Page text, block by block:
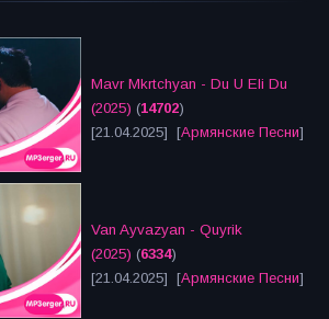
Mavr Mkrtchyan - Du U Eli Du
(2025) (14702)
[21.04.2025] [Армянские Песни]
Van Ayvazyan - Quyrik
(2025) (6334)
[21.04.2025] [Армянские Песни]